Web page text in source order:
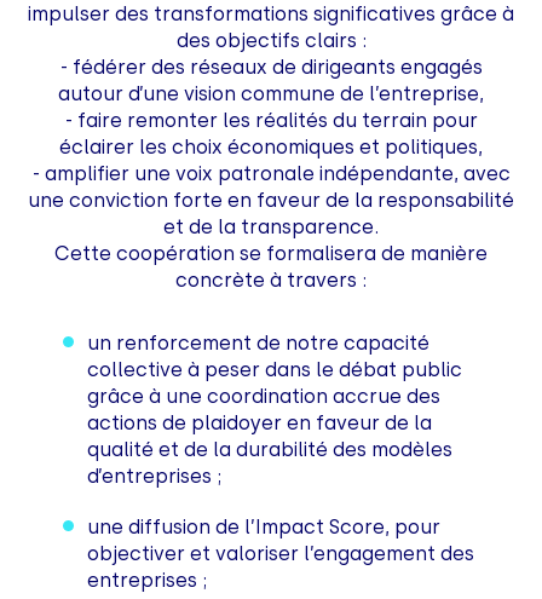
impulser des transformations significatives grâce à
des objectifs clairs :
- fédérer des réseaux de dirigeants engagés
autour d’une vision commune de l’entreprise,
- faire remonter les réalités du terrain pour
éclairer les choix économiques et politiques,
- amplifier une voix patronale indépendante, avec
une conviction forte en faveur de la responsabilité
et de la transparence.
Cette coopération se formalisera de manière
concrète à travers :
un renforcement de notre capacité
collective à peser dans le débat public
grâce à une coordination accrue des
actions de plaidoyer en faveur de la
qualité et de la durabilité des modèles
d’entreprises ;
une diffusion de l’Impact Score, pour
objectiver et valoriser l’engagement des
entreprises ;